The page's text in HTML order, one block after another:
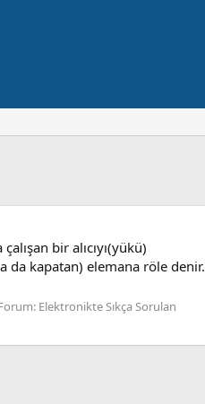
bir alıcıyı(yükü)
da kapatan) elemana röle denir.
Elektronikte Sıkça Sorulan